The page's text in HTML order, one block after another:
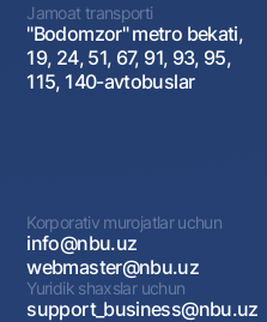
Jamoat transporti
"Bodomzor" metro bekati,
19, 24, 51, 67, 91, 93, 95,
115, 140-avtobuslar
Korporativ murojatlar uchun
info@nbu.uz
webmaster@nbu.uz
Yuridik shaxslar uchun
support_business@nbu.uz